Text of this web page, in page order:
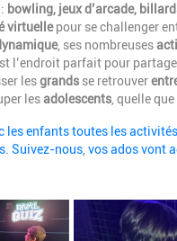
bowling, jeux d’arcade,
virtuellepour se challenger
, ses nombreuses
l’endroit parfait pour
lesgrands se retrouver
lesadolescents , quelle
les enfants toutes les
Suivez-nous, vos ados vont